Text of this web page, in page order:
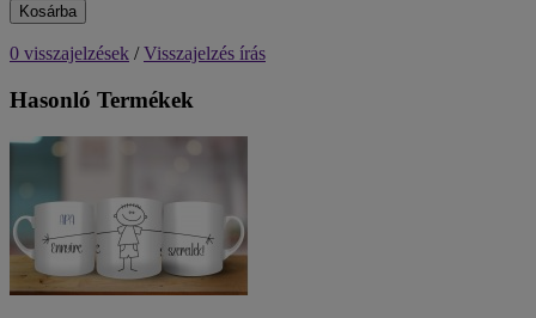
Kosárba
0 visszajelzések /Visszajelzés írás
Hasonló Termékek